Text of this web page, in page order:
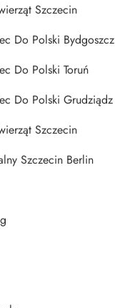
Szczecin
Do Polski Bydgoszcz
Do Polski Toruń
Do Polski Grudziądz
Szczecin
Szczecin Berlin